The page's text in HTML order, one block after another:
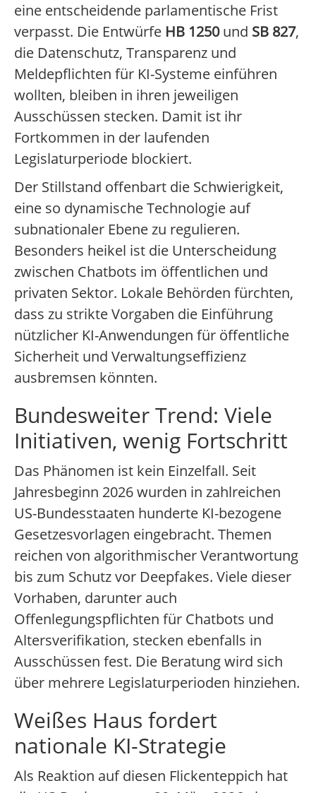
eine entscheidende parlamentische Frist
verpasst. Die Entwürfe HB 1250und SB 827,
die Datenschutz, Transparenz und
Meldepflichten für KI-Systeme einführen
wollten, bleiben in ihren jeweiligen
Ausschüssen stecken. Damit ist ihr
Fortkommen in der laufenden
Legislaturperiode blockiert.
Der Stillstand offenbart die Schwierigkeit,
eine so dynamische Technologie auf
subnationaler Ebene zu regulieren.
Besonders heikel ist die Unterscheidung
zwischen Chatbots im öffentlichen und
privaten Sektor. Lokale Behörden fürchten,
dass zu strikte Vorgaben die Einführung
nützlicher KI-Anwendungen für öffentliche
Sicherheit und Verwaltungseffizienz
ausbremsen könnten.
Bundesweiter Trend: Viele
Initiativen, wenig Fortschritt
Das Phänomen ist kein Einzelfall. Seit
Jahresbeginn 2026 wurden in zahlreichen
US-Bundesstaaten hunderte KI-bezogene
Gesetzesvorlagen eingebracht. Themen
reichen von algorithmischer Verantwortung
bis zum Schutz vor Deepfakes. Viele dieser
Vorhaben, darunter auch
Offenlegungspflichten für Chatbots und
Altersverifikation, stecken ebenfalls in
Ausschüssen fest. Die Beratung wird sich
über mehrere Legislaturperioden hinziehen.
Weißes Haus fordert
nationale KI-Strategie
Als Reaktion auf diesen Flickenteppich hat